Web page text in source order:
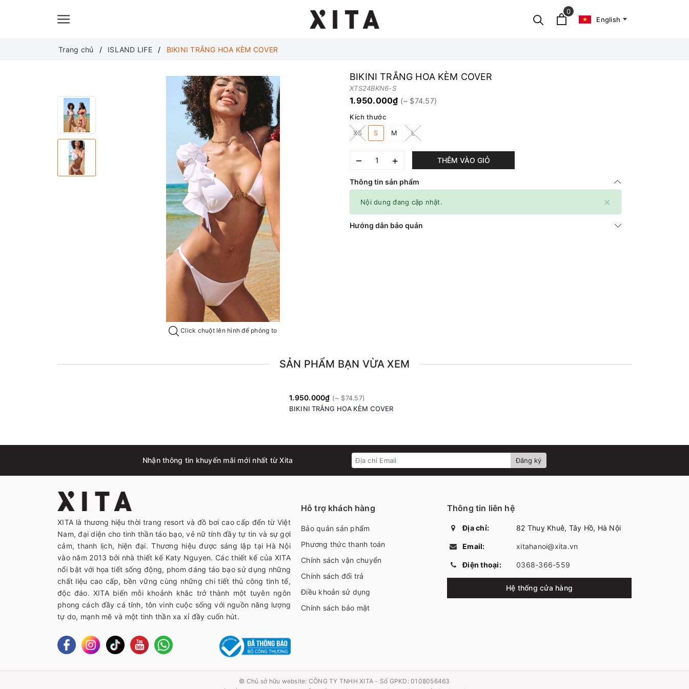
0
English
Trang chủ
ISLAND LIFE BIKINI TRẮNG HOA KÈM COVER
Click chuột lên hình để phóng to
BIKINI TRẮNG HOA KÈM COVER
XTS24BKN6-S
1.950.000₫
Kích thước
XS
S M L
– + THÊM VÀO GIỎ
Thông tin sản phẩm
×
Nội dung đang cập nhật.
Hướng dẫn bảo quản
SẢN PHẨM BẠN VỪA XEM
1.950.000₫
BIKINI TRẮNG HOA KÈM COVER
Nhận thông tin khuyến mãi mới nhất từ Xita Đăng ký
XITA là thương hiệu thời trang resort và đồ bơi cao cấp đến từ Việt
Nam, đại diện cho tinh thần táo bạo, vẻ nữ tính đầy tự tin và sự gợi
cảm, thanh lịch, hiện đại. Thương hiệu được sáng lập tại Hà Nội
vào năm 2013 bởi nhà thiết kế Katy Nguyen. Các thiết kế của XITA
nổi bật với họa tiết sống động, phom dáng táo bạo sử dụng những
chất liệu cao cấp, bền vững cùng những chi tiết thủ công tinh tế,
độc đáo. XITA biến mỗi khoảnh khắc trở thành một tuyên ngôn
phong cách đầy cá tính, tôn vinh cuộc sống với nguồn năng lượng
tự do, mạnh mẽ và một tinh thần xa xỉ đầy cuốn hút.
Hỗ trợ khách hàng
Bảo quản sản phẩm
Phương thức thanh toán
Chính sách vận chuyển
Chính sách đổi trả
Điều khoản sử dụng
Chính sách bảo mật
Thông tin liên hệ
Địa chỉ: 82 Thuỵ Khuê, Tây Hồ, Hà Nội
Email: xitahanoi@xita.vn
Điện thoại: 0368-366-559
Hệ thống cửa hàng
© Chủ sở hữu website: CÔNG TY TNHH XITA - Số GPKD: 0108056463